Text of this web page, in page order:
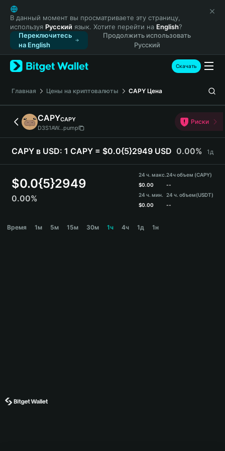
English
日本語
Tiếng Việt
Русский
Español (Latinoamérica)
Türkçe
Français
Deutsch
简体中文
繁體中文
Português (Portugal)
Bahasa Indonesia
ภาษาไทย
Español
Español (Argentina)
В данный момент вы просматриваете эту страницу,
используя Русский язык. Хотите перейти на English?
Переключитесь
на English
Продолжить использовать
Русский
Скачать
Главная Цены на криптовалюты CAPY Цена
CAPYCAPY
D3S1AW...pump
Риски
CAPY в USD: 1 CAPY = $0.0{5}2949 USD 0.00% 1д
$0.0{5}2949
0.00%
24 ч. макс.
$0.00
24 ч. мин.
$0.00
24ч объем (CAPY)
--
24 ч. объем(USDT)
--
Время 1м 5м 15м 30м 1ч 4ч 1д 1н